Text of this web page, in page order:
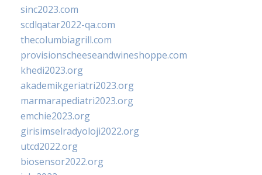
sinc2023.com
scdlqatar2022-qa.com
thecolumbiagrill.com
provisionscheeseandwineshoppe.com
khedi2023.org
akademikgeriatri2023.org
marmarapediatri2023.org
emchie2023.org
girisimselradyoloji2022.org
utcd2022.org
biosensor2022.org